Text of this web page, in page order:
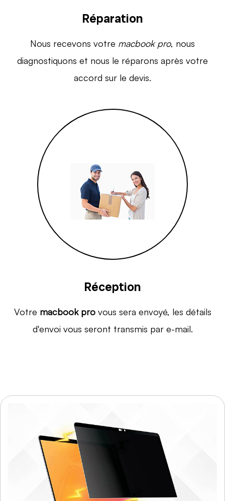
Réparation
Nous recevons votre macbook pro, nous
diagnostiquons et nous le réparons après votre
accord sur le devis.
Réception
Votre macbook provous sera envoyé, les détails
d'envoi vous seront transmis par e-mail.